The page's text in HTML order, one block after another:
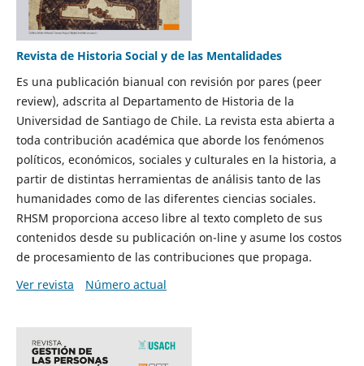
Revista de Historia Social y de las Mentalidades
Es una publicación bianual con revisión por pares (peer
review), adscrita al Departamento de Historia de la
Universidad de Santiago de Chile. La revista esta abierta a
toda contribución académica que aborde los fenómenos
políticos, económicos, sociales y culturales en la historia, a
partir de distintas herramientas de análisis tanto de las
humanidades como de las diferentes ciencias sociales.
RHSM proporciona acceso libre al texto completo de sus
contenidos desde su publicación on-line y asume los costos
de procesamiento de las contribuciones que propaga.
Ver revista
Número actual